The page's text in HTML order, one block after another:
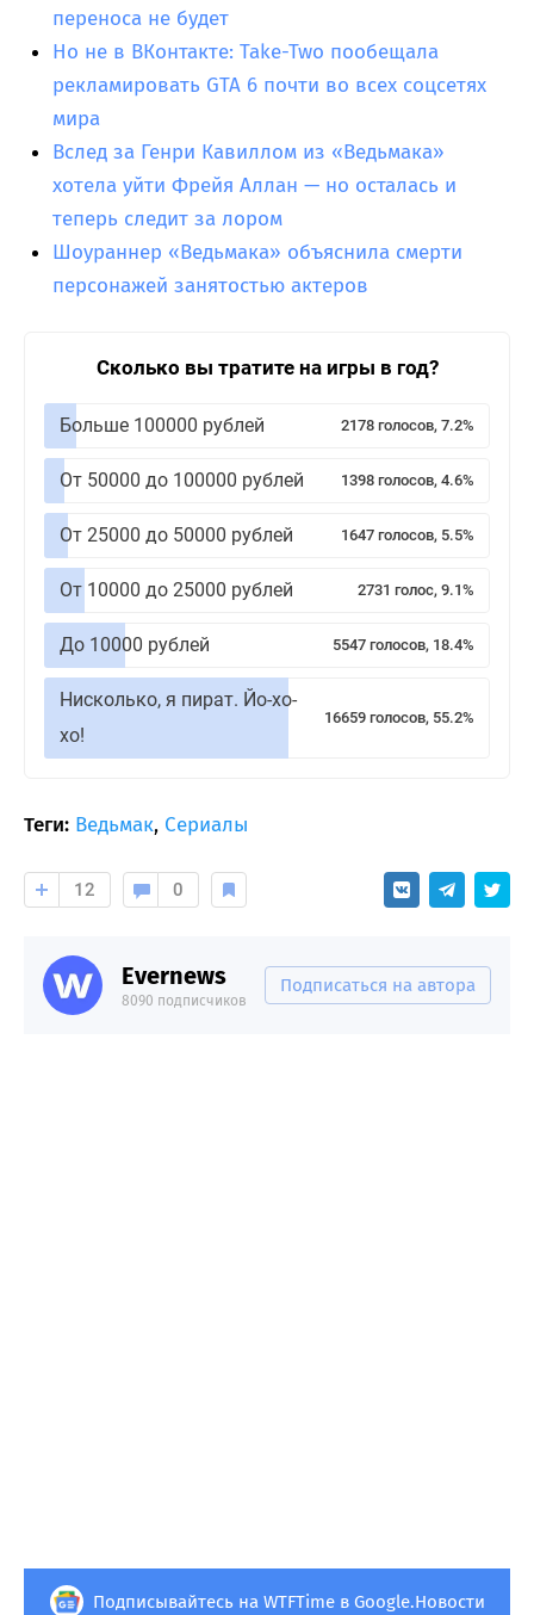
переноса не будет
Но не в ВКонтакте: Take-Two пообещала
рекламировать GTA 6 почти во всех соцсетях
мира
Вслед за Генри Кавиллом из «Ведьмака»
хотела уйти Фрейя Аллан — но осталась и
теперь следит за лором
Шоураннер «Ведьмака» объяснила смерти
персонажей занятостью актеров
Сколько вы тратите на игры в год?
Больше 100000 рублей 2178 голосов, 7.2%
От 50000 до 100000 рублей 1398 голосов, 4.6%
От 25000 до 50000 рублей 1647 голосов, 5.5%
От 10000 до 25000 рублей 2731 голос, 9.1%
До 10000 рублей 5547 голосов, 18.4%
Нисколько, я пират. Йо-хо-
хо!
16659 голосов, 55.2%
Теги: Ведьмак, Сериалы
12 0
Evernews
8090 подписчиков
Подписаться на автора
Подписывайтесь на WTFTime в Google.Новости